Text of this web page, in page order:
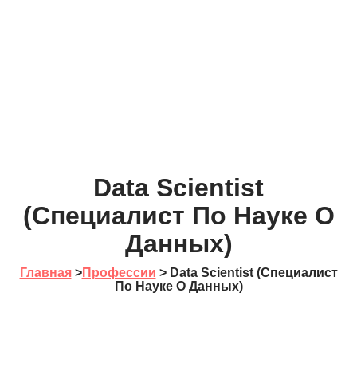
Data Scientist
(Специалист По Науке О
Данных)
Главная>Профессии > Data Scientist (Специалист
По Науке О Данных)